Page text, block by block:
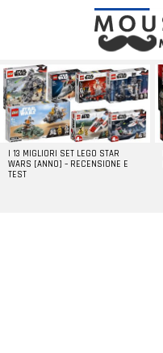
LATEST
STORIES
I 13 MIGLIORI SET LEGO STAR
WARS [ANNO] – RECENSIONE E
TEST